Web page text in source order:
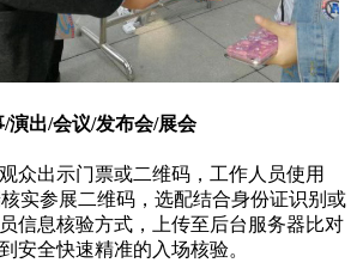
演出/会议/发布会/展会
众出示门票或二维码，工作人员使用
实参展二维码，选配结合身份证识别或
信息核验方式，上传至后台服务器比对
安全快速精准的入场核验。